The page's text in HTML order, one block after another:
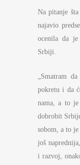
Na pitanje
najavio
ocenila da je
Srbiji.
„Smatram
pokretu i da
nama, a to je
dobrobit
sobom, a to
još
i razvoj,